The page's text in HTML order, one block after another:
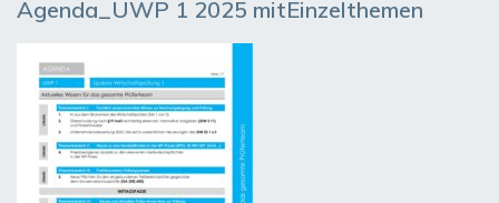
Agenda_UWP 1 2025 mitEinzelthemen